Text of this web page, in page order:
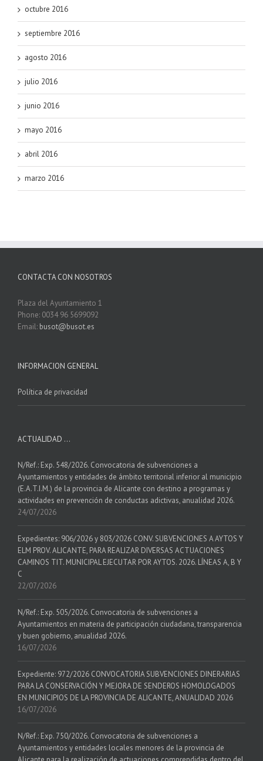
octubre 2016
septiembre 2016
agosto 2016
julio 2016
junio 2016
mayo 2016
abril 2016
marzo 2016
CONTACTA CON NOSOTROS
Plaza del Ayuntamiento 1
Phone: 0034 96 5699092
Email: busot@busot.es
INFORMACION GENERAL
Política de privacidad
ACTUALIDAD …
N/Ref.: Exp. 548/2026. Convocatoria de subvenciones a
Ayuntamientos y entidades de ámbito territorial inferior al municipio
(E.A.T.I.M.) de la provincia de Alicante con destino a programas y
actividades en prevención de conductas adictivas, anualidad 2026.
24/07/2026
Expedientes: 906/2026 y 803/2026 CONV. SUBVENCIONES A AYTOS Y
ELM PROV. ALICANTE, PARA REALIZAR DIVERSAS ACTUACIONES
CAMINOS TIT. MUNICIPAL EJECUTAR POR AYTOS. 2026. LÍNEAS A, B Y
C
22/07/2026
N/Ref.: Exp. 505/2026. Convocatoria de subvenciones a
Ayuntamientos en materia de participación ciudadana, transparencia
y buen gobierno, anualidad 2026.
16/07/2026
Expediente: 972/2026 CONVOCATORIA SUBVENCIONES DINERARIAS
PARA LA CONSERVACIÓN Y MEJORA DE SENDEROS HOMOLOGADOS
EN MUNICIPIOS DE LA PROVINCIA DE ALICANTE, ANUALIDAD 2026
16/07/2026
N/Ref.: Exp. 750/2026. Convocatoria de subvenciones a
Ayuntamientos y entidades locales menores de la provincia de